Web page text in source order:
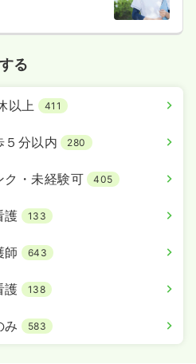
る
以上 411
５分以内 280
ク・未経験可 405
護 133
師 643
護 138
み 583